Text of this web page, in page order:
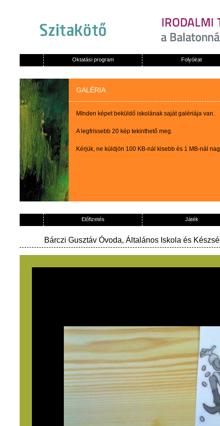
Oktatási program Folyóirat
GALÉRIA
MInden képet beküldő iskolának saját galériája van.
A legfrissebb 20 kép tekinthető meg.
Kérjük, ne küldjön 100 KB-nál kisebb és 1 MB-nál
Előfizetés Játék
Bárczi Gusztáv Óvoda, Általános Iskola és